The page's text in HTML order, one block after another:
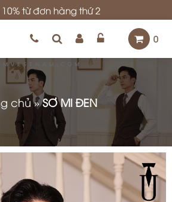
từ đơn hàng thứ 2
0
chủ » SƠ MI ĐEN